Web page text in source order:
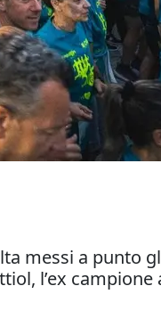
messi a punto
l’ex